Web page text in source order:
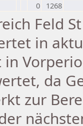
0 1268
Feld
in
da
zur